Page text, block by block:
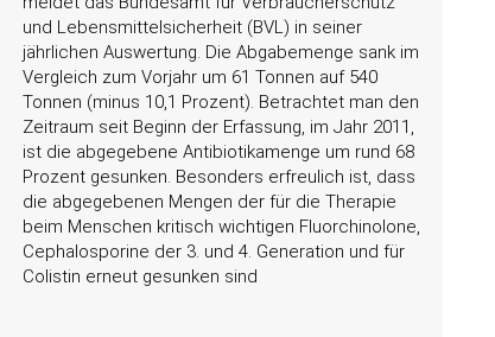
und Lebensmittelsicherheit (BVL) in seiner
jährlichen Auswertung. Die Abgabemenge sank im
Vergleich zum Vorjahr um 61 Tonnen auf 540
Tonnen (minus 10,1 Prozent). Betrachtet man den
Zeitraum seit Beginn der Erfassung, im Jahr 2011,
ist die abgegebene Antibiotikamenge um rund 68
Prozent gesunken. Besonders erfreulich ist, dass
die abgegebenen Mengen der für die Therapie
beim Menschen kritisch wichtigen Fluorchinolone,
Cephalosporine der 3. und 4. Generation und für
Colistin erneut gesunken sind